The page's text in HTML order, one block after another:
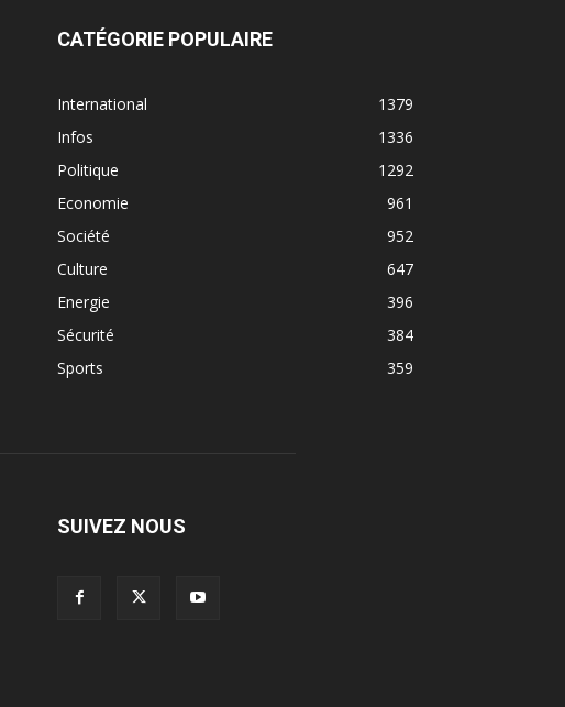
CATÉGORIE POPULAIRE
International
1379
Infos
1336
Politique
1292
Economie
961
Société
952
Culture
647
Energie
396
Sécurité
384
Sports
359
SUIVEZ NOUS